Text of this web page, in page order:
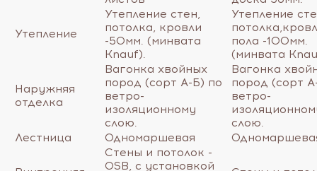
Утепление
Утепление стен,
потолка, кровли
-50мм. (минвата
Knauf).
Утепление
пола -100мм.
(минвата
Наружняя
отделка
Вагонка хвойных
пород (сорт А-Б) по
ветро-
изоляционному
слою.
Вагонка
пород (сорт
ветро-
слою.
Лестница
Одномаршевая
Стены и потолок -
OSB, с установкой